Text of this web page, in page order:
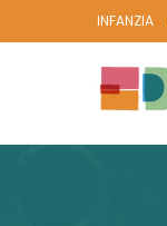
INFANZIA